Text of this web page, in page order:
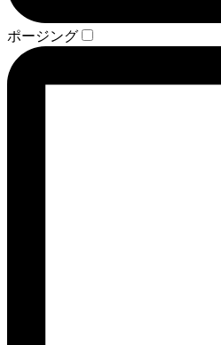
ポージング